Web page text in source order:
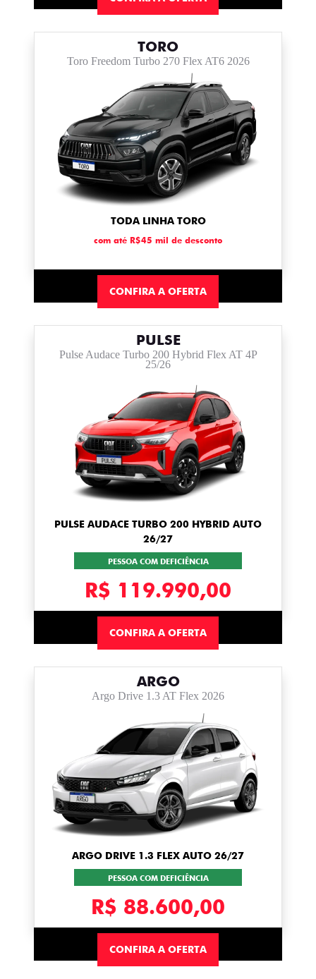
TORO
Toro Freedom Turbo 270 Flex AT6 2026
TODA LINHA TORO
com até R$45 mil de desconto
CONFIRA A OFERTA
PULSE
Pulse Audace Turbo 200 Hybrid Flex AT 4P
25/26
PULSE AUDACE TURBO 200 HYBRID AUTO
26/27
PESSOA COM DEFICIÊNCIA
R$ 119.990,00
CONFIRA A OFERTA
ARGO
Argo Drive 1.3 AT Flex 2026
ARGO DRIVE 1.3 FLEX AUTO 26/27
PESSOA COM DEFICIÊNCIA
R$ 88.600,00
CONFIRA A OFERTA